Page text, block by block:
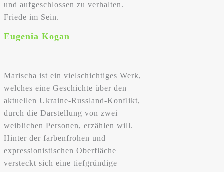
und aufgeschlossen zu verhalten.
Friede im Sein.
Eugenia Kogan
Marischa ist ein vielschichtiges Werk,
welches eine Geschichte über den
aktuellen Ukraine-Russland-Konflikt,
durch die Darstellung von zwei
weiblichen Personen, erzählen will.
Hinter der farbenfrohen und
expressionistischen Oberfläche
versteckt sich eine tiefgründige